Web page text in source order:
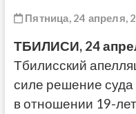
Пятница, 24 апреля,
ТБИЛИСИ, 24
Тбилисский
силе решение
в отношении 19-